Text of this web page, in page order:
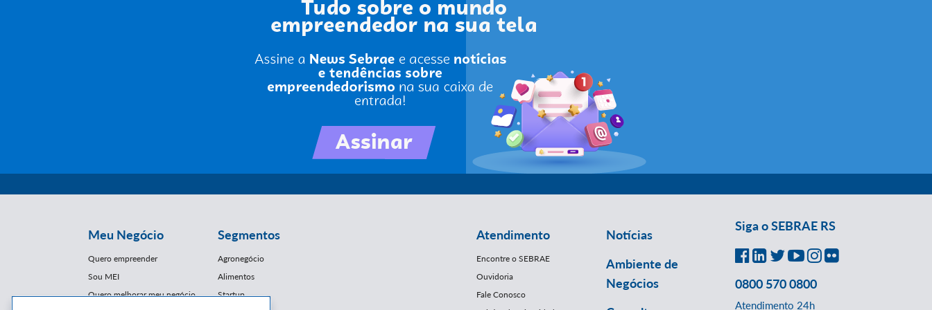
Meu Negócio
Quero empreender
Sou MEI
Quero melhorar meu negócio
Segmentos
Agronegócio
Alimentos
Startup
Atendimento
Encontre o SEBRAE
Ouvidoria
Fale Conosco
Notícias
Ambiente de
Negócios
Siga o SEBRAE RS
0800 570 0800
Atendimento 24h